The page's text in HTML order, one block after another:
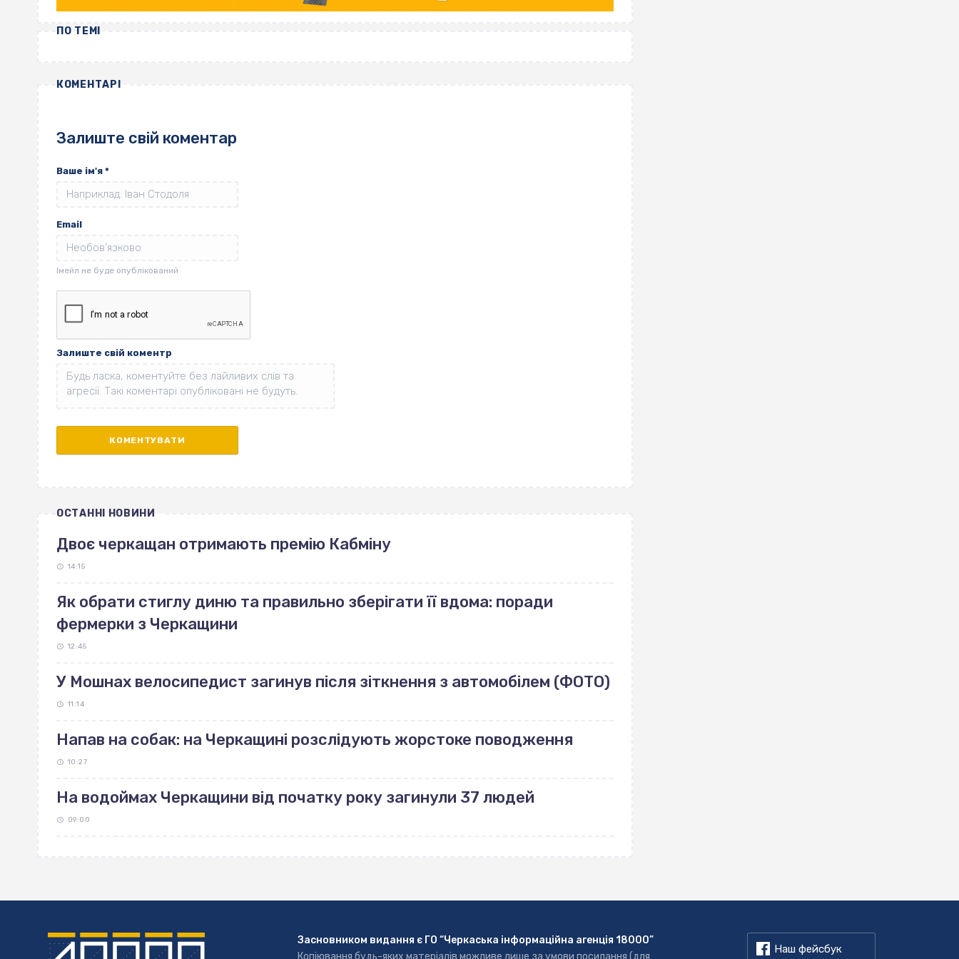
ПО ТЕМІ
КОМЕНТАРІ
Залиште свій коментар
Ваше ім'я *
Email
Залиште свій коментр
ОСТАННІ НОВИНИ
Двоє черкащан отримають премію Кабміну
14:15
Як обрати стиглу диню та правильно зберігати її вдома: поради
фермерки з Черкащини
12:45
У Мошнах велосипедист загинув після зіткнення з автомобілем (ФОТО)
11:14
Напав на собак: на Черкащині розслідують жорстоке поводження
10:27
На водоймах Черкащини від початку року загинули 37 людей
09:00
Засновником видання є ГО “Черкаська інформаційна агенція 18000”
Наш фейсбук